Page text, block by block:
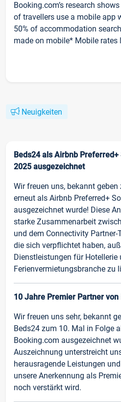
Booking.com’s research
of travellers use a mobile app
50% of accommodation
made on mobile* Mobile rates
Neuigkeiten
Beds24 als Airbnb
2025 ausgezeichnet
Wir freuen uns, bekannt
erneut als Airbnb Preferred+
ausgezeichnet wurde! Diese
starke Zusammenarbeit
und dem Connectivity Partner-
die sich verpflichtet haben,
Dienstleistungen für Hotellerie
Ferienvermietungsbranche zu
10 Jahre Premier Partner von
Wir freuen uns sehr, bekannt
Beds24 zum 10. Mal in Folge
Booking.com ausgezeichnet
Auszeichnung unterstreicht
herausragende Leistungen
unsere Anerkennung als
noch verstärkt wird.